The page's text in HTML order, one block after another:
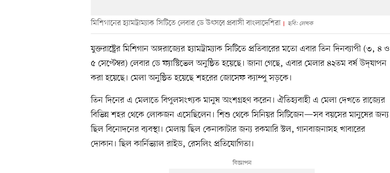
মিশিগানের হ্যামট্রাম্যাক সিটিতে লেবার ডে উৎসবে প্রবাসী বাংলাদেশিরা ছবি: লেখক
যুক্তরাষ্ট্রের মিশিগান অঙ্গরাজ্যের হ্যামট্রাম্যাক সিটিতে প্রতিবারের মতো এবার তিন দিনব্যাপী (৩, ৪ ও
৫ সেপ্টেম্বর) লেবার ডে ফ্যাস্টিভেল অনুষ্ঠিত হয়েছে। জানা গেছে, এবার মেলার ৪২তম বর্ষ উদ্‌যাপন
করা হয়েছে। মেলা অনুষ্ঠিত হয়েছে শহরের জোসেফ ক্যাম্পু সড়কে।
তিন দিনের এ মেলাতে বিপুলসংখ্যক মানুষ অংশগ্রহণ করেন। ঐতিহ্যবাহী এ মেলা দেখতে রাজ্যের
বিভিন্ন শহর থেকে লোকজন এসেছিলেন। শিশু থেকে সিনিয়র সিটিজেন—সব বয়সের মানুষের জন্য
ছিল বিনোদনের ব্যবস্থা। মেলায় ছিল কেনাকাটার জন্য রকমারি স্টল, গানবাজনাসহ খাবারের
দোকান। ছিল কার্নিভ্যাল রাইড, রেসলিং প্রতিযোগিতা।